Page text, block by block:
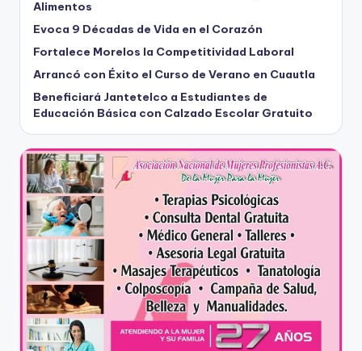
Alimentos
Evoca 9 Décadas de Vida en el Corazón
Fortalece Morelos la Competitividad Laboral
Arrancó con Éxito el Curso de Verano en Cuautla
Beneficiará Jantetelco a Estudiantes de
Educación Básica con Calzado Escolar Gratuito